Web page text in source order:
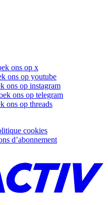
ons op x
ons op youtube
ons op instagram
ons op telegram
ons op threads
cookies
d’abonnement